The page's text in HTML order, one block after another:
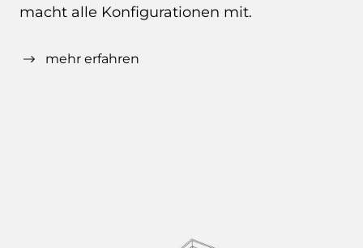
macht alle Konfigurationen mit.
mehr erfahren